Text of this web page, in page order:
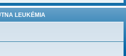
LEUKÉMIA